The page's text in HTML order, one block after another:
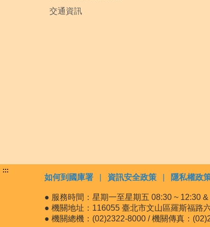
交通資訊
:::
如何到國庫署 資訊安全政策 隱私權政
● 服務時間：星期一至星期五 08:30 ~ 12:30
● 機關地址：116055 臺北市文山區羅斯福路
● 機關總機：(02)2322-8000 / 機關傳真：